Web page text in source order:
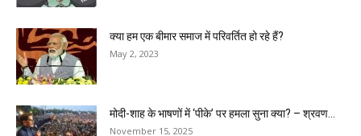
क्या हम एक बीमार समाज में परिवर्तित हो रहे हैं?
May 2, 2023
मोदी-शाह के भाषणों में ‘पीके’ पर हमला सुना क्या? – श्रवण...
November 15, 2025